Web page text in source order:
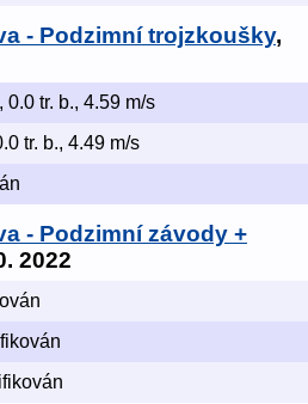
- Podzimní trojzkoušky,
0.0 tr. b., 4.59 m/s
tr. b., 4.49 m/s
- Podzimní závody +
2022